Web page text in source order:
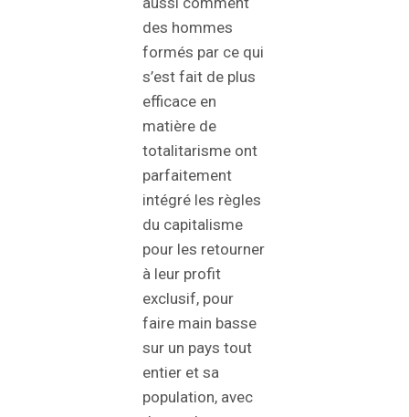
des hommes
formés par ce qui
s’est fait de plus
efficace en
matière de
totalitarisme ont
parfaitement
intégré les règles
du capitalisme
pour les retourner
à leur profit
exclusif, pour
faire main basse
sur un pays tout
entier et sa
population, avec